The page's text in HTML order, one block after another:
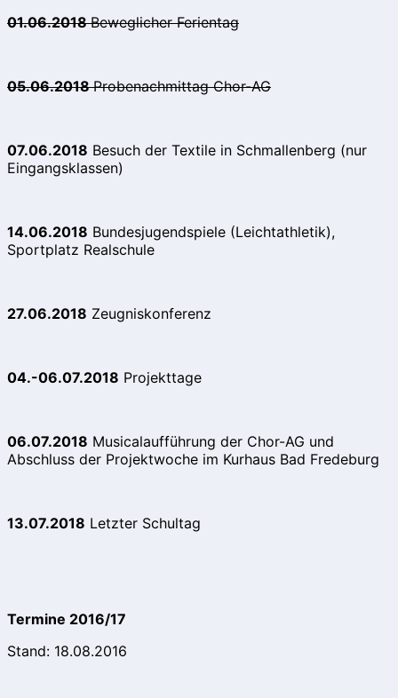
01.06.2018Beweglicher Ferientag
05.06.2018Probenachmittag Chor-AG
07.06.2018 Besuch der Textile in Schmallenberg (nur
Eingangsklassen)
14.06.2018 Bundesjugendspiele (Leichtathletik),
Sportplatz Realschule
27.06.2018 Zeugniskonferenz
04.-06.07.2018 Projekttage
06.07.2018 Musicalaufführung der Chor-AG und
Abschluss der Projektwoche im Kurhaus Bad Fredeburg
13.07.2018 Letzter Schultag
Termine 2016/17
Stand: 18.08.2016